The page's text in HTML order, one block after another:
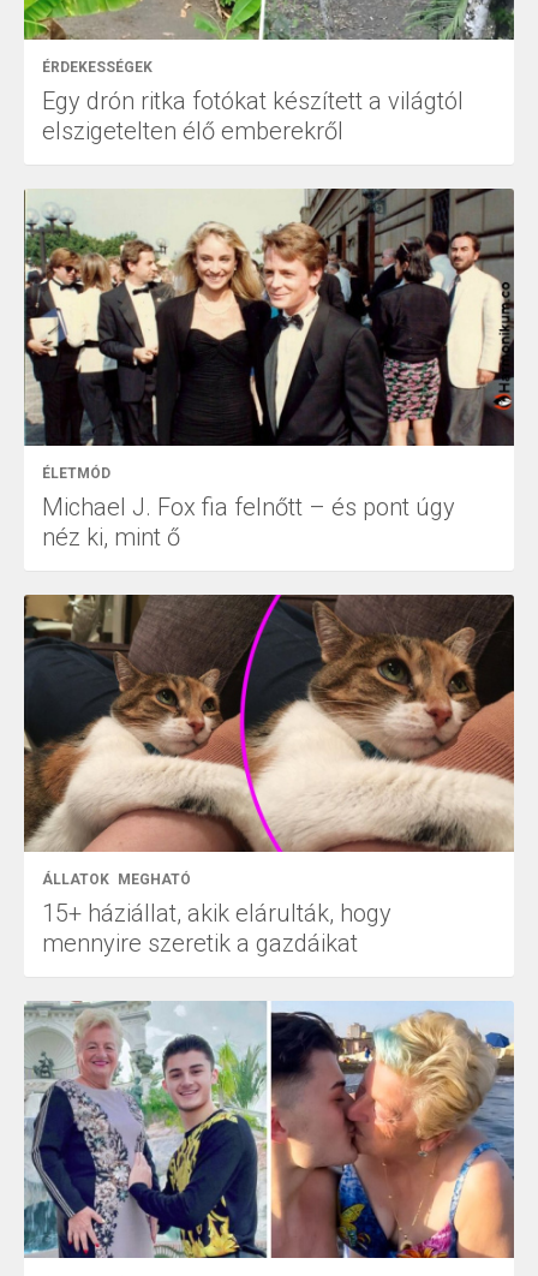
ÉRDEKESSÉGEK
Egy drón ritka fotókat készített a világtól
elszigetelten élő emberekről
ÉLETMÓD
Michael J. Fox fia felnőtt – és pont úgy
néz ki, mint ő
ÁLLATOK MEGHATÓ
15+ háziállat, akik elárulták, hogy
mennyire szeretik a gazdáikat